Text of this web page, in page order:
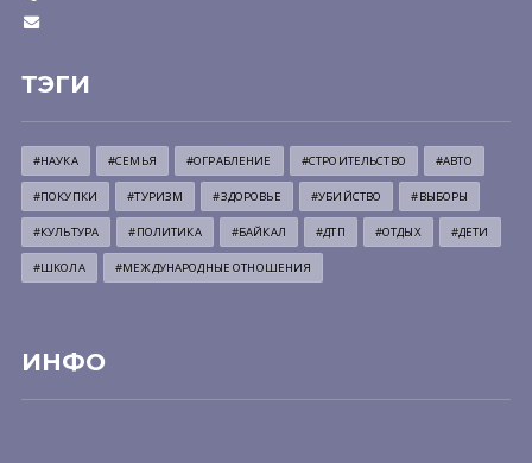
ТЭГИ
#НАУКА #СЕМЬЯ #ОГРАБЛЕНИЕ #СТРОИТЕЛЬСТВО #АВТО
#ПОКУПКИ #ТУРИЗМ #ЗДОРОВЬЕ #УБИЙСТВО #ВЫБОРЫ
#КУЛЬТУРА #ПОЛИТИКА #БАЙКАЛ #ДТП #ОТДЫХ #ДЕТИ
#ШКОЛА #МЕЖДУНАРОДНЫЕ ОТНОШЕНИЯ
ИНФО